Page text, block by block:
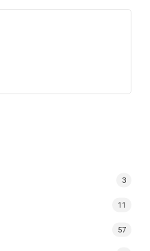
3
11
57